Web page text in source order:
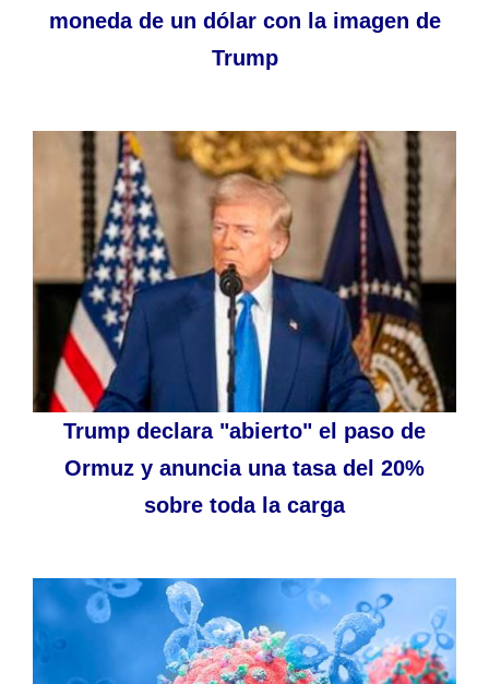
moneda de un dólar con la imagen de
Trump
Trump declara "abierto" el paso de
Ormuz y anuncia una tasa del 20%
sobre toda la carga